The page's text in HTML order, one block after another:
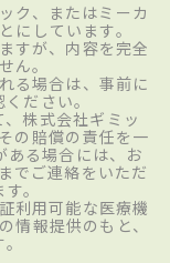
ク、またはミーカ
にしています。
すが、内容を完全
ん。
る場合は、事前に
ださい。
株式会社ギミッ
の賠償の責任を一
ある場合には、お
でご連絡をいただ
。
利用可能な医療機
情報提供のもと、